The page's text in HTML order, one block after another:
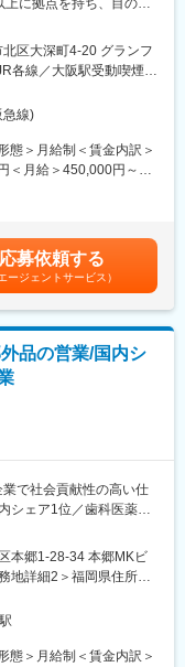
7年間まで適用）
いて、計画策定、実
体的に特定・管理し、
ジェクト遂行を実現す
ェクトの成功に向けて
ンの安定運用と継続的
ムと連携し、IT戦略、お
。
に拠点を持ち、目の健
題に取り組んでいま
躍頂きます。
用/一般用医薬品・健康
よび海外輸出入品を扱
担っています。
を確認することで、医
験薬の品質保証を適切
主導役として品質シス
スの構築・標準化に向
品品質システム（逸
、取決めなど）を構
継続的な改善を行う。
合する新製品の上市活
治験薬Phase及び商用
品の品質保証業務の実
質協定を遵守するとと
業務を行う。
区大深町4-20 グランフ
各線／大阪駅受動喫煙対
る事業所（リモートワ
急線)
態＞月給制＜賃金内訳＞
＜月給＞450,000円～
ります。月給(月額)は固定
応募依頼する
エージェントサービス）
品の営業/国内シ
業で社会貢献性の高い仕
シェア1位／歯科医薬品
売を行う当社にて、以
るわけではなく、先輩社
本郷1-28-34 本郷MKビ
地詳細2＞福岡県住所：
地詳細3＞名古屋住
面禁煙変更の範囲：会
態＞月給制＜賃金内訳＞